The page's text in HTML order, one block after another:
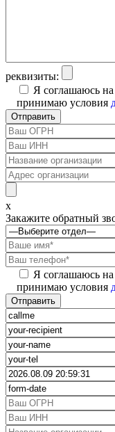
реквизиты:
Я соглашаюсь на
принимаю условия
x
Закажите обратный
Я соглашаюсь на
принимаю условия